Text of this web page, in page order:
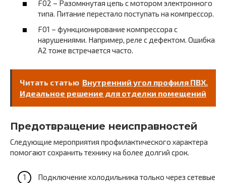
F02 – Разомкнутая цепь с мотором электронного
типа. Питание перестало поступать на компрессор.
F01 – функционирование компрессора с
нарушениями. Например, реле с дефектом. Ошибка
A2 тоже встречается часто.
Читать статью Внутренний угол профиля ПВХ.
Идеальное решение для отделки помещений
Предотвращение неисправностей
Следующие мероприятия профилактического характера
помогают сохранить технику на более долгий срок.
Подключение холодильника только через сетевые